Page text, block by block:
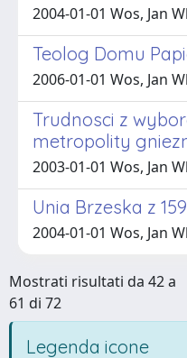
2004-01-01 Wos, Jan
Teolog Domu
2006-01-01 Wos, Jan
Trudnosci z
metropolity
2003-01-01 Wos, Jan
Unia Brzeska z
2004-01-01 Wos, Jan
Mostrati risultati da 42 a
61 di 72
Legenda icone